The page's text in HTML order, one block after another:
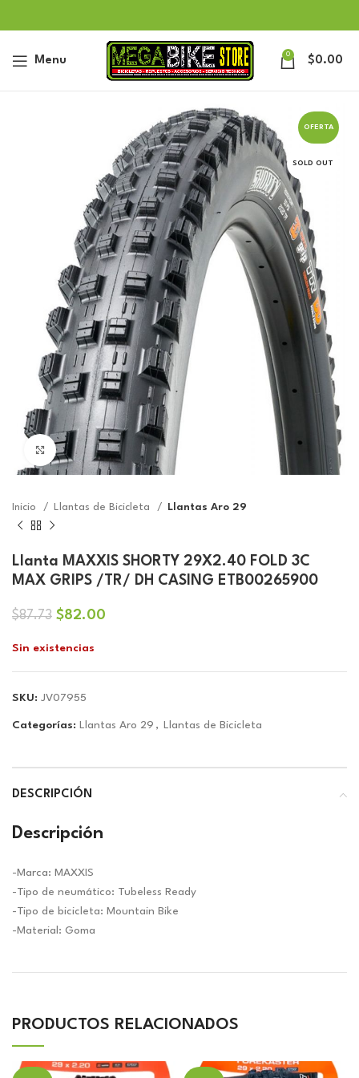
Menu 0 $0.00
OFERTA
SOLD OUT
Click to enlarge
Inicio Llantas de Bicicleta Llantas Aro 29
Llanta MAXXIS SHORTY 29X2.40 FOLD 3C
MAX GRIPS /TR/ DH CASING ETB00265900
$87.73 El
original
era:
$82.00
es:
Sin existencias
SKU: JV07955
Categorías: Llantas Aro 29 , Llantas de Bicicleta
DESCRIPCIÓN
Descripción
-Marca: MAXXIS
-Tipo de neumático: Tubeless Ready
-Tipo de bicicleta: Mountain Bike
-Material: Goma
PRODUCTOS RELACIONADOS